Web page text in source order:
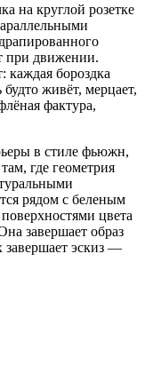
на круглой розетке
при движении.
каждая бороздка
живёт, мерцает,
фактура,
в стиле фьюжн,
где геометрия
рядом с беленым
цвета
завершает образ
завершает эскиз —